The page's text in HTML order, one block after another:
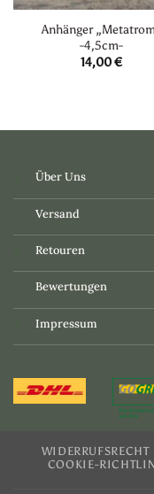
Anhänger
-4,5cm-
14,00€
Über Uns
Versand
Retouren
Bewertungen
Impressum
WIDERRUFSRECHT
COOKIE-